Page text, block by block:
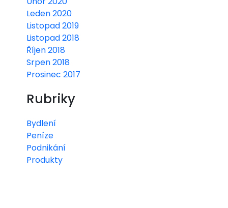
Leden 2020
Listopad 2019
Listopad 2018
Říjen 2018
Srpen 2018
Prosinec 2017
Rubriky
Bydlení
Peníze
Podnikání
Produkty